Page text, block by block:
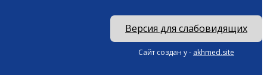
Версия для слабовидящих
Сайт создан у - akhmed.site